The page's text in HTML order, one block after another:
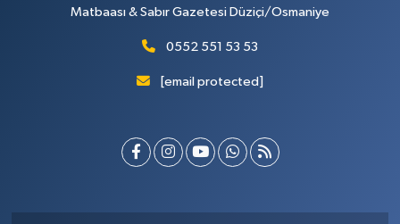
Matbaası & Sabır Gazetesi Düziçi/Osmaniye
0552 551 53 53
[email protected]